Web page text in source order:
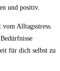
und ‌positiv.
Alltagsstress.
für dich selbst ‍zu